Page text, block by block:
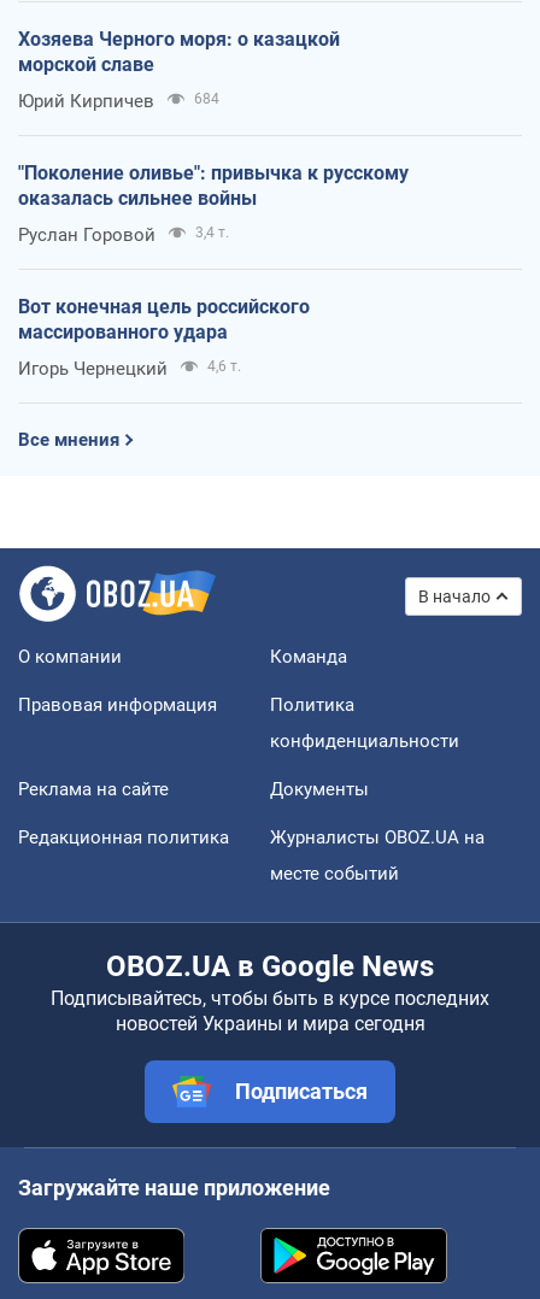
Хозяева Черного моря: о казацкой
морской славе
Юрий Кирпичев 684
"Поколение оливье": привычка к русскому
оказалась сильнее войны
Руслан Горовой 3,4 т.
Вот конечная цель российского
массированного удара
Игорь Чернецкий 4,6 т.
Все мнения
В начало
О компании Команда
Правовая информация
Политика
конфиденциальности
Реклама на сайте Документы
Редакционная политика
Журналисты OBOZ.UA на
месте событий
OBOZ.UA в Google News
Подписывайтесь, чтобы быть в курсе последних
новостей Украины и мира сегодня
Подписаться
Загружайте наше приложение